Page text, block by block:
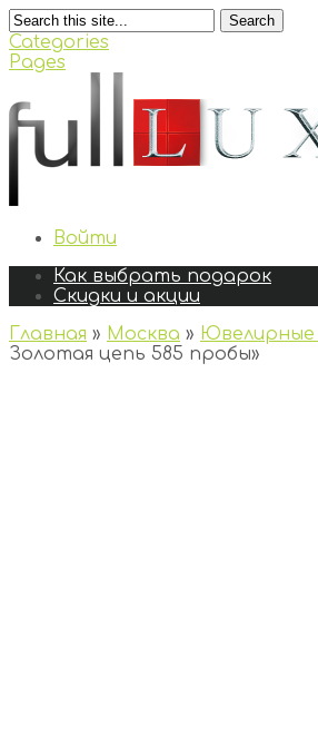
Search
Categories
Pages
Войти
Как выбрать подарок
Скидки и акции
Главная » Москва » Ювелирные
Золотая цепь 585 пробы»